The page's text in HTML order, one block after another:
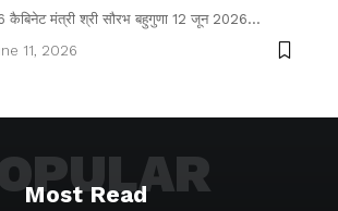
कैबिनेट मंत्री श्री सौरभ बहुगुणा 12 जून 2026…
11, 2026
Most Read